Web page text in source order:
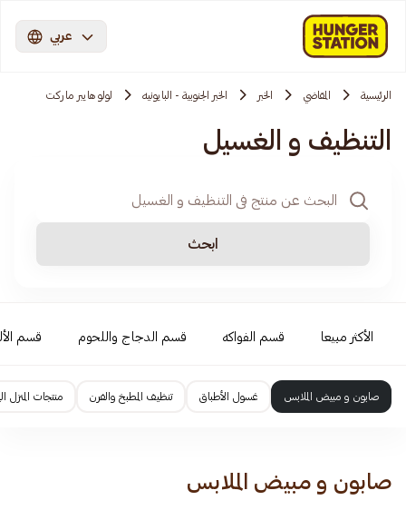
عربي
الرئيسية المقاضي الخبر الخبر الجنوبية - البايونيه لولو هايبر ماركت
التنظيف و الغسيل
ابحث
الأكثر مبيعا قسم الفواكه قسم الدجاج واللحوم قسم
صابون و مبيض الملابس غسول الأطباق تنظيف المطبخ والفرن منتجات المنزل
صابون و مبيض الملابس